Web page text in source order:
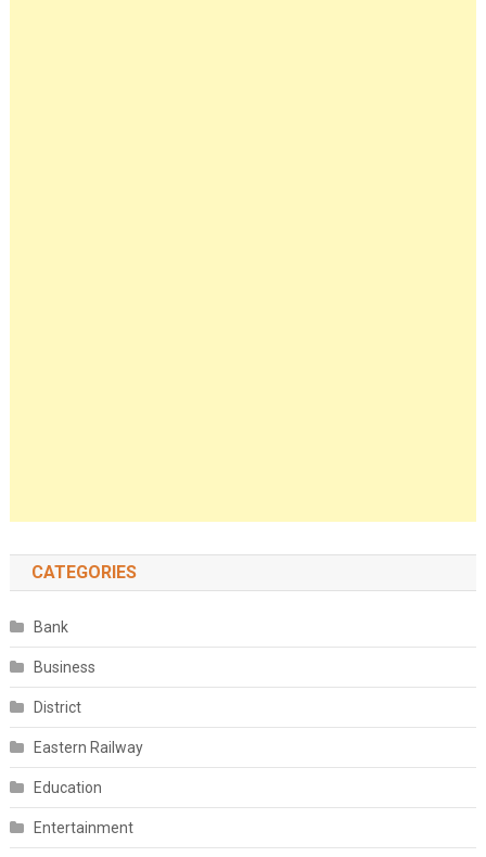
CATEGORIES
Bank
Business
District
Eastern Railway
Education
Entertainment